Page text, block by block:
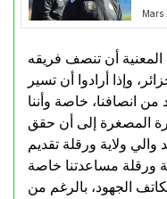
Mars
أن تنصف فريقه
وإذا أرادوا أن تسير
انصافنا، خاصة وأننا
المصغرة إلى أن حقق
ولاية ورقلة تقديم
ورقلة مساعدتنا خاصة
الجهود، بالرغم من